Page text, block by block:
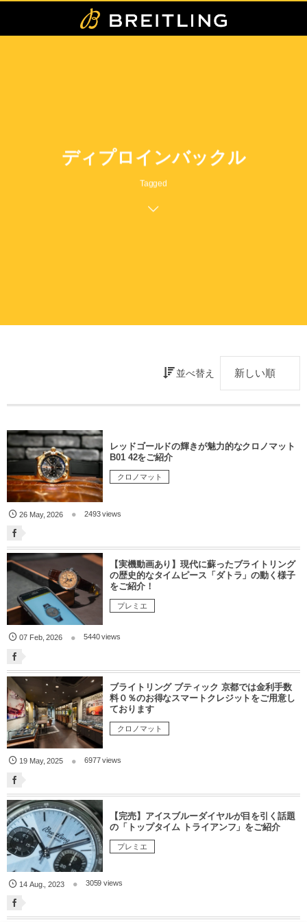
ディプロインバックル
Tagged
並べ替え
レッドゴールドの輝きが魅力的なクロノマット
B01 42をご紹介
クロノマット
26 May,2026 2493 views
【実機動画あり】現代に蘇ったブライトリング
の歴史的なタイムピース「ダトラ」の動く様子
をご紹介！
プレミエ
07 Feb,2026 5440 views
ブライトリング ブティック 京都では金利手数
料０％のお得なスマートクレジットをご用意し
ております
クロノマット
19 May,2025 6977 views
【完売】アイスブルーダイヤルが目を引く話題
の「トップタイム トライアンフ」をご紹介
プレミエ
14 Aug. ,2023 3059 views